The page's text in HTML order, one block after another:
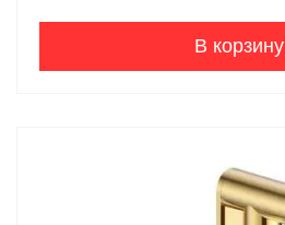
В корзину